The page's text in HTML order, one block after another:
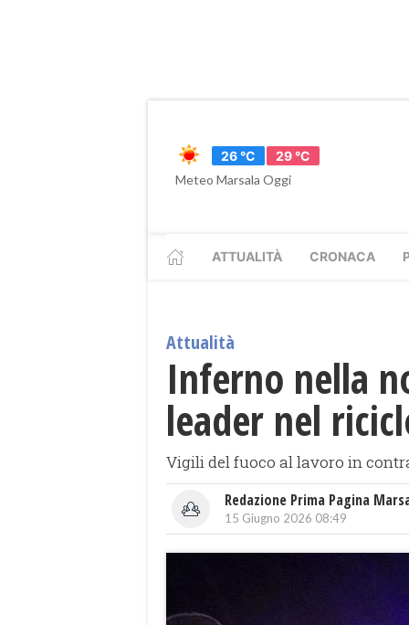
26 °C
29 °C
Meteo Marsala Oggi
ATTUALITÀ CRONACA
Attualità
Inferno nella
leader nel
Vigili del fuoco al lavoro in
Redazione Prima Pagina
15 Giugno 2026 08:49